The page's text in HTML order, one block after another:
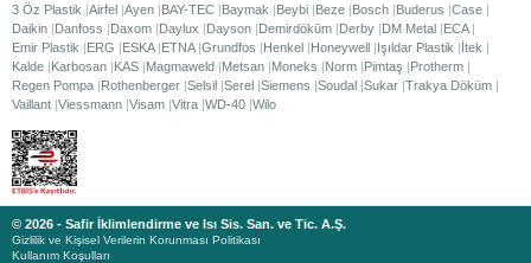
3 Öz Plastik Airfel Ayen BAY-TEC Baymak Beybi Beze Bosch Buderus Case
Daikin Danfoss Daxom Daylux Dayson Demirdöküm Derby DM Metal ECA
Emir Plastik
ERG ESKA ETNA Grundfos Henkel Honeywell Işıldar Plastik
İtek
Kalde Karbosan KAS Magmaweld Metsan Moneks Norm Pimtaş
Protherm
Regen Pompa Rothenberger Selsil Serel Siemens Soudal Sukar Trakya Döküm
Vaillant Viessmann Visam Vitra WD-40 Wilo
© 2026 - Safir İklimlendirme ve Isı Sis. San. ve Tic. A.Ş.
Gizlilik ve Kişisel Verilerin Korunması Politikası
Kullanım Koşulları